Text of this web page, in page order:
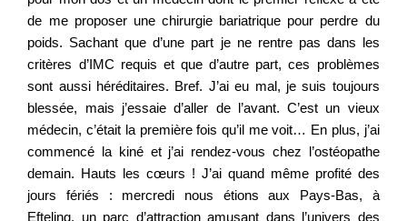
de me proposer une chirurgie bariatrique pour perdre du
poids. Sachant que d’une part je ne rentre pas dans les
critères d’IMC requis et que d’autre part, ces problèmes
sont aussi héréditaires. Bref. J’ai eu mal, je suis toujours
blessée, mais j’essaie d’aller de l’avant. C’est un vieux
médecin, c’était la première fois qu’il me voit… En plus, j’ai
commencé la kiné et j’ai rendez-vous chez l’ostéopathe
demain. Hauts les cœurs ! J’ai quand même profité des
jours fériés : mercredi nous étions aux Pays-Bas, à
Efteling, un parc d’attraction amusant dans l’univers des